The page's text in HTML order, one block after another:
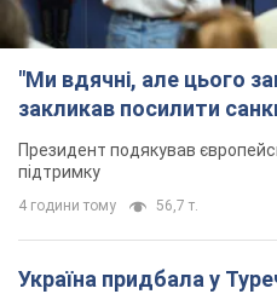
"Ми вдячні, але цього
закликав посилити
Президент подякував
підтримку
4 години тому 56,7 т.
Україна придбала у